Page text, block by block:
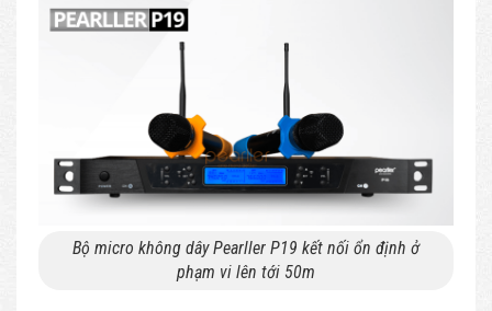
Bộ micro không dây Pearller P19 kết nối ổn định ở
phạm vi lên tới 50m